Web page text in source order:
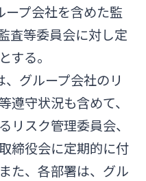
ープ会社を含めた監
査等委員会に対し定
する。
、グループ会社のリ
遵守状況も含めて、
リスク管理委員会、
締役会に定期的に付
た、各部署は、グル